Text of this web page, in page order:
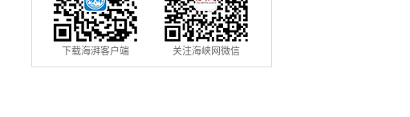
下载海湃客户端 关注海峡网微信